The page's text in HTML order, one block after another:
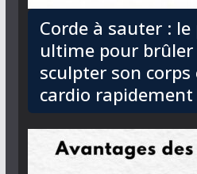
Corde à sauter :
ultime pour brûler
sculpter son
cardio rapidement